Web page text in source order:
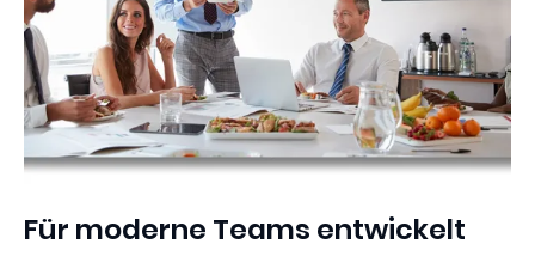
Für moderne Teams entwickelt